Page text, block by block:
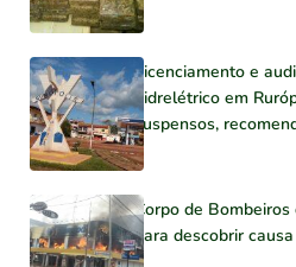
Licenciamento e
hidrelétrico em
suspensos,
Corpo de
para descobrir